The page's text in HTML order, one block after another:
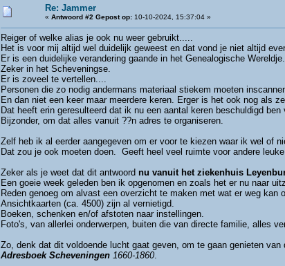
Re: Jammer
« Antwoord #2 Gepost op:10-10-2024, 15:37:04 »
Reiger of welke alias je ook nu weer gebruikt.....
Het is voor mij altijd wel duidelijk geweest en dat vond je niet altijd
Er is een duidelijke verandering gaande in het Genealogische Wereldje.
Zeker in het Scheveningse.
Er is zoveel te vertellen....
Personen die zo nodig andermans materiaal stiekem moeten
En dan niet een keer maar meerdere keren. Erger is het ook nog als
Dat heeft erin geresulteerd dat ik nu een aantal keren beschuldigd ben
Bijzonder, om dat alles vanuit ??n adres te organiseren.
Zelf heb ik al eerder aangegeven om er voor te kiezen waar ik wel of
Dat zou je ook moeten doen. Geeft heel veel ruimte voor andere
Zeker als je weet dat dit antwoord nu vanuit het ziekenhuis
Een goeie week geleden ben ik opgenomen en zoals het er nu naar
Reden genoeg om alvast een overzicht te maken met wat er weg kan
Ansichtkaarten (ca. 4500) zijn al vernietigd.
Boeken, schenken en/of afstoten naar instellingen.
Foto's, van allerlei onderwerpen, buiten die van directe familie, alles
Zo, denk dat dit voldoende lucht gaat geven, om te gaan genieten
Adresboek Scheveningen1660-1860.